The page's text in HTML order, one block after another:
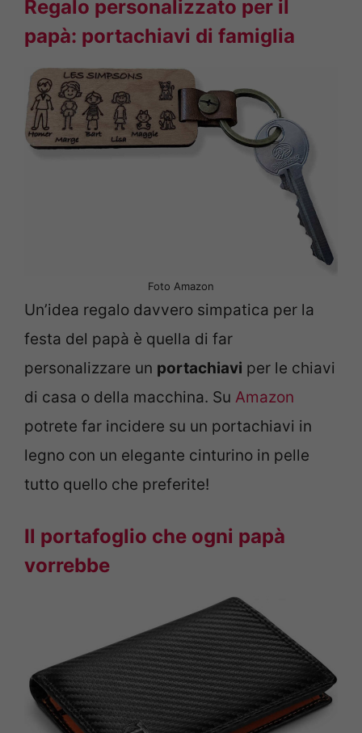
Regalo personalizzato per il
papà: portachiavi di famiglia
Foto Amazon
Un’idea regalo davvero simpatica per la
festa del papà è quella di far
personalizzare un portachiavi per le chiavi
di casa o della macchina. Su Amazon
potrete far incidere su un portachiavi in
legno con un elegante cinturino in pelle
tutto quello che preferite!
Il portafoglio che ogni papà
vorrebbe